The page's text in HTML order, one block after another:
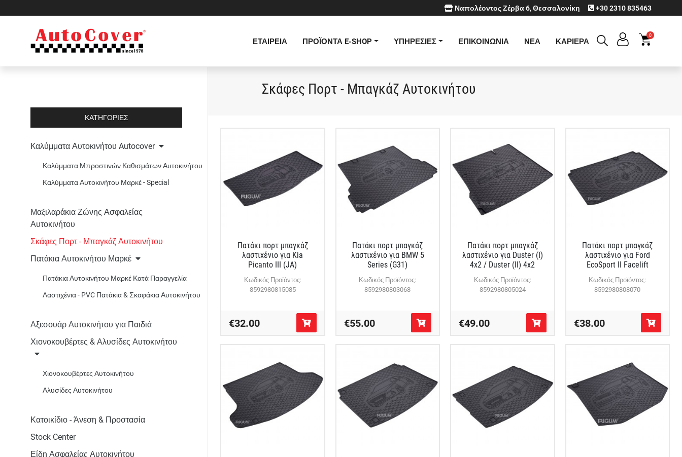
Ναπολέοντος Ζέρβα 6, Θεσσαλονίκη +30 2310 835463
ΕΤΑΙΡΕΙΑ ΠΡΟΪΟΝΤΑ E-SHOP ΥΠΗΡΕΣΙΕΣ ΕΠΙΚΟΙΝΩΝΙΑ ΝΕΑ ΚΑΡΙΕΡΑ
0
ΚΑΤΗΓΟΡΙΕΣ
Kαλύμματα Αυτοκινήτου Autocover
Καλύμματα Μπροστινών Καθισμάτων Αυτοκινήτου
Καλύμματα Αυτοκινήτου Μαρκέ - Special
Μαξιλαράκια Ζώνης Ασφαλείας
Αυτοκινήτου
Σκάφες Πορτ - Μπαγκάζ Αυτοκινήτου
Πατάκια Αυτοκινήτου Μαρκέ
Πατάκια Αυτοκινήτου Μαρκέ Κατά Παραγγελία
Λαστιχένια - PVC Πατάκια & Σκαφάκια Αυτοκινήτου
Αξεσουάρ Αυτοκινήτου για Παιδιά
Χιονοκουβέρτες & Αλυσίδες Αυτοκινήτου
Χιονοκουβέρτες Αυτοκινήτου
Αλυσίδες Αυτοκινήτου
Κατοικίδιο - Άνεση & Προστασία
Stock Center
Είδη Ασφαλείας Αυτοκινήτου
Σκάφες Πορτ - Μπαγκάζ Αυτοκινήτου
Πατάκι πορτ μπαγκάζ
λαστιχένιο για Kia
Picanto III (JA)
Κωδικός Προϊόντος:
8592980815085
€32.00
Πατάκι πορτ μπαγκάζ
λαστιχένιο για BMW 5
Series (G31)
Κωδικός Προϊόντος:
8592980803068
€55.00
Πατάκι πορτ μπαγκάζ
λαστιχένιο για Duster (I)
4x2 / Duster (II) 4x2
Κωδικός Προϊόντος:
8592980805024
€49.00
Πατάκι πορτ μπαγκάζ
λαστιχένιο για Ford
EcoSport II Facelift
Κωδικός Προϊόντος:
8592980808070
€38.00